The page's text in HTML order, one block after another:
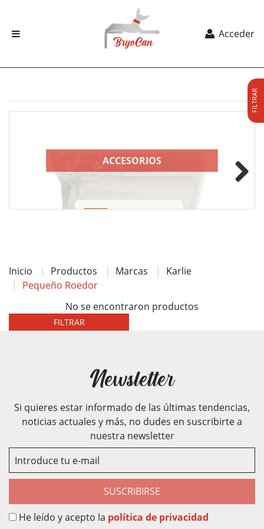
Acceder
ACCESORIOS
Inicio Productos Marcas
Karlie
Pequeño Roedor
No se encontraron productos
FILTRAR
FILTRAR
Newsletter
Si quieres estar informado de las últimas tendencias,
noticias actuales y más, no dudes en suscribirte a
nuestra newsletter
SUSCRIBIRSE
He leído y acepto la política de privacidad